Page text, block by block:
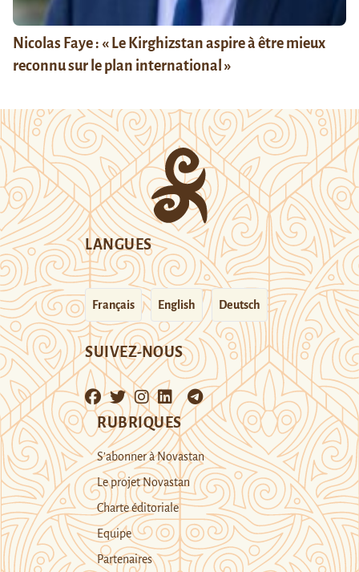
Nicolas Faye : « Le Kirghizstan aspire à être mieux
reconnu sur le plan international »
LANGUES
Français English Deutsch
SUIVEZ-NOUS
RUBRIQUES
S’abonner à Novastan
Le projet Novastan
Charte éditoriale
Equipe
Partenaires